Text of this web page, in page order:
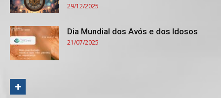
29/12/2025
Dia Mundial dos Avós e dos Idosos
21/07/2025